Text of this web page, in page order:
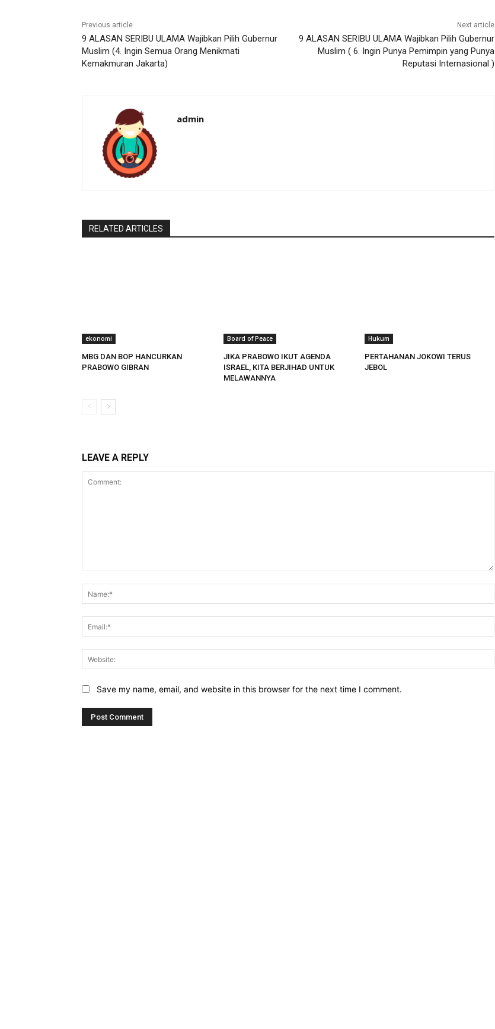
Previous article
9 ALASAN SERIBU ULAMA Wajibkan Pilih Gubernur
Muslim (4. Ingin Semua Orang Menikmati
Kemakmuran Jakarta)
Next article
9 ALASAN SERIBU ULAMA Wajibkan Pilih Gubernur
Muslim ( 6. Ingin Punya Pemimpin yang Punya
Reputasi Internasional )
admin
RELATED ARTICLES
ekonomi
MBG DAN BOP HANCURKAN
PRABOWO GIBRAN
Board of Peace
JIKA PRABOWO IKUT AGENDA
ISRAEL, KITA BERJIHAD UNTUK
MELAWANNYA
Hukum
PERTAHANAN JOKOWI TERUS
JEBOL
LEAVE A REPLY
Save my name, email, and website in this browser for the next time I comment.